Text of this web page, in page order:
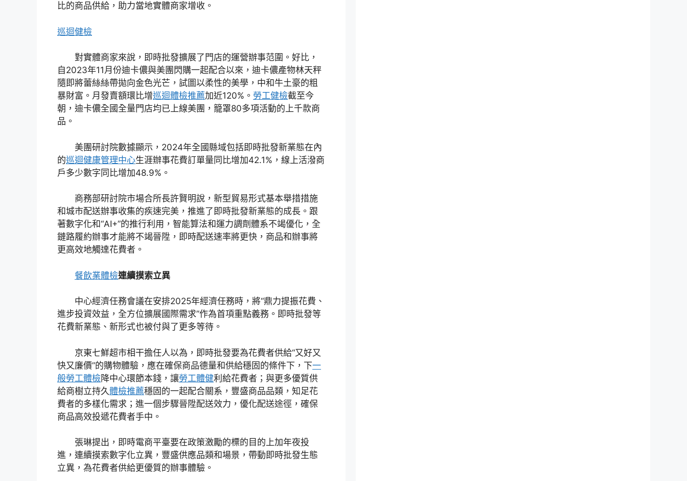
比的商品供給，助力當地實體商家增收。
巡迴健檢
對實體商家來說，即時批發擴展了門店的運營辦事范圍。好比，
自2023年11月份迪卡儂與美團閃購一起配合以來，迪卡儂產物林天秤
隨即將蕾絲絲帶拋向金色光芒，試圖以柔性的美學，中和牛土豪的粗
暴財富。月發賣額環比增巡迴體檢推薦加近120%。 勞工健檢截至今
朝，迪卡儂全國全量門店均已上線美團，籠罩80多項活動的上千款商
品。
美團研討院數據顯示，2024年全國縣域包括即時批發新業態在內
的巡迴健康管理中心生涯辦事花費訂單量同比增加42.1%，線上活潑商
戶多少數字同比增加48.9%。
商務部研討院市場合所長許賢明說，新型貿易形式基本舉措措施
和城市配送辦事收集的疾速完美，推進了即時批發新業態的成長。跟
著數字化和“AI+”的推行利用，智能算法和運力調劑體系不竭優化，全
鏈路履約辦事才能將不竭晉陞，即時配送速率將更快，商品和辦事將
更高效地觸達花費者。
餐飲業體檢連續摸索立異
中心經濟任務會議在安排2025年經濟任務時，將“鼎力提振花費、
進步投資效益，全方位擴展國際需求”作為首項重點義務。即時批發等
花費新業態、新形式也被付與了更多等待。
京東七鮮超市相干擔任人以為，即時批發要為花費者供給“又好又
快又廉價”的購物體驗，應在確保商品德量和供給穩固的條件下，下一
般勞工體檢降中心環節本錢，讓勞工體健利給花費者；與更多優質供
給商樹立持久體檢推薦穩固的一起配合關系，豐盛商品品類，知足花
費者的多樣化需求；進一個步驟晉陞配送效力，優化配送途徑，確保
商品高效投遞花費者手中。
張琳提出，即時電商平臺要在政策激勵的標的目的上加年夜投
進，連續摸索數字化立異，豐盛供應品類和場景，帶動即時批發生態
立異，為花費者供給更優質的辦事體驗。